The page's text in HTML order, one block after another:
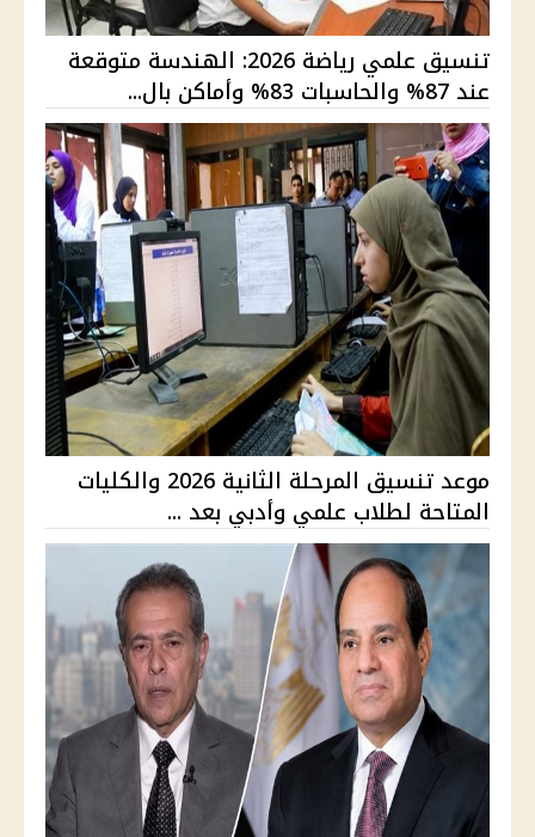
تنسيق علمي رياضة 2026: الهندسة متوقعة
عند 87% والحاسبات 83% وأماكن بال...
موعد تنسيق المرحلة الثانية 2026 والكليات
المتاحة لطلاب علمي وأدبي بعد ...